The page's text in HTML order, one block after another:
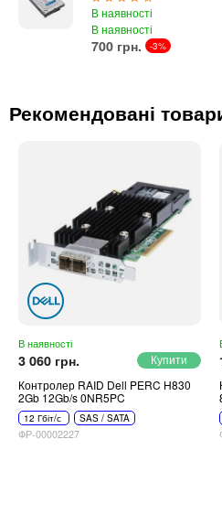
В наявності
В наявності
700 грн. -3%
Рекомендовані
В наявності
3 060 грн.
Контролер RAID Dell PERC H830
2Gb 12Gb/s 0NR5PC
12 Гбіт/с SAS / SATA
ФР-00002227